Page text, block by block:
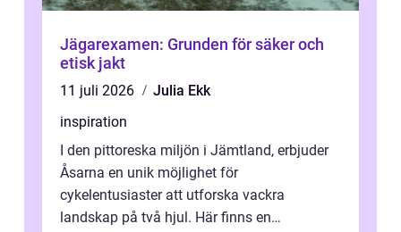
Jägarexamen: Grunden för säker och
etisk jakt
11 juli 2026
Julia Ekk
inspiration
I den pittoreska miljön i Jämtland, erbjuder
Åsarna en unik möjlighet för
cykelentusiaster att utforska vackra
landskap på två hjul. Här finns en